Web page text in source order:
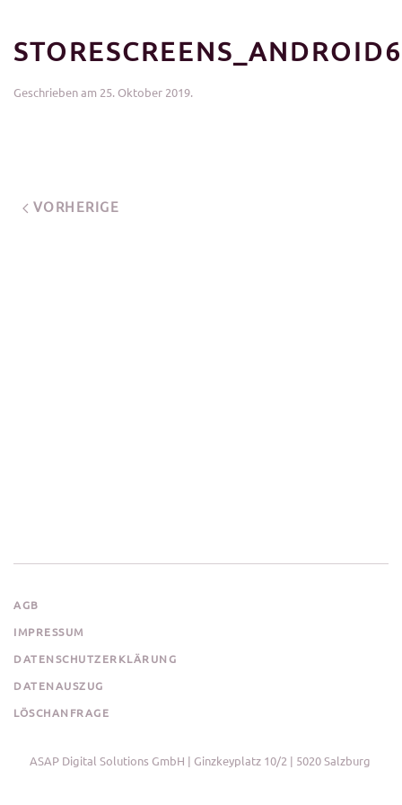
STORESCREENS_ANDROID6
Geschrieben am 25. Oktober 2019.
VORHERIGE
AGB
IMPRESSUM
DATENSCHUTZERKLÄRUNG
DATENAUSZUG
LÖSCHANFRAGE
ASAP Digital Solutions GmbH | Ginzkeyplatz 10/2 | 5020 Salzburg